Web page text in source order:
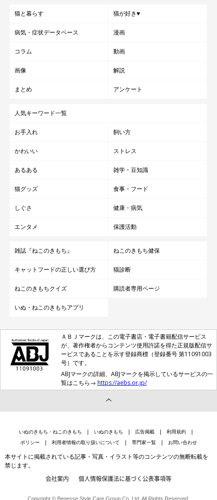
猫と暮らす 猫が好き♥
病気・症状データベース 漫画
コラム 動画
画像 解説
まとめ アンケート
人気キーワード一覧
お手入れ 飼い方
かわいい ストレス
あるある 雑学・豆知識
猫グッズ 食事・フード
しぐさ 健康・病気
エンタメ 保護活動
雑誌『ねこのきもち』 ねこのきもち健保
キャットフードの正しい選び方 猫診断
ねこのきもちクイズ 購読者専用ページ
いぬ・ねこのきもちアプリ
ＡＢＪマークは、この電子書店・電子書籍配信サービス
が、著作権者からコンテンツ使用許諾を得た正規版配信サ
ービスであることを示す登録商標（登録番号 第11091003
号）です。
ABJマークの詳細、ABJマークを掲示しているサービスの一
覧はこちら→ https://aebs.or.jp/
いぬのきもち・ねこのきもち いぬのきもち 広告掲載
利用規約
ポリシー
利用者情報の取り扱いについて 専門家一覧 お問い合わせ
本サイトに掲載されている記事・写真・イラスト等のコンテンツの無断転載を
禁じます。
会社案内 個人情報保護法に基づく公表事項等
Copyright © Benesse Style Care Group Co.,Ltd. All Rights Reserved.